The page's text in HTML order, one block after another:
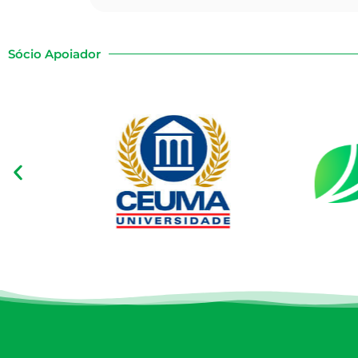
Sócio Apoiador